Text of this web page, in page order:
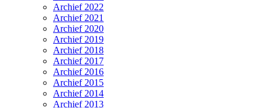
Archief 2022
Archief 2021
Archief 2020
Archief 2019
Archief 2018
Archief 2017
Archief 2016
Archief 2015
Archief 2014
Archief 2013